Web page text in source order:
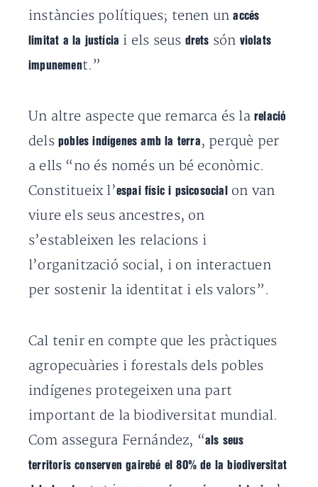
instàncies polítiques; tenen unaccés
limitat a la justícia i els seus drets són violats
impunement.”
Un altre aspecte que remarca és la relació
delspobles indígenes amb la terra , perquè per
a ells “no és només un bé econòmic.
Constitueix l’espai físic i psicosocial on van
viure els seus ancestres, on
s’estableixen les relacions i
l’organització social, i on interactuen
per sostenir la identitat i els valors”.
Cal tenir en compte que les pràctiques
agropecuàries i forestals dels pobles
indígenes protegeixen una part
important de la biodiversitat mundial.
Com assegura Fernández, “als seus
territoris conserven gairebé el 80% de la biodiversitat